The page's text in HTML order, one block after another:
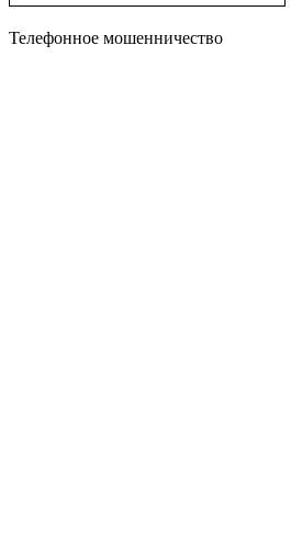
Телефонное мошенничество